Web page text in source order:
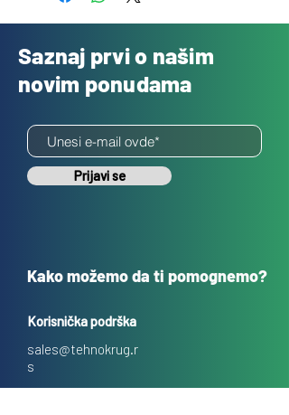
Saznaj prvi o našim
novim ponudama
Prijavi se
Kako možemo da ti pomognemo?
Korisnička podrška
sales@tehnokrug.r
s